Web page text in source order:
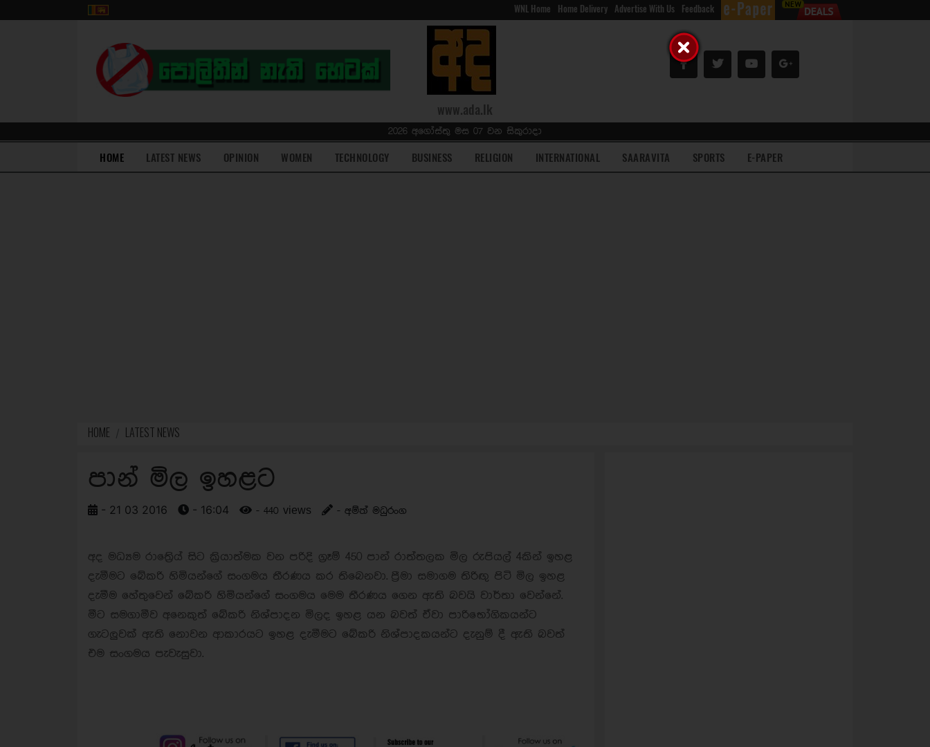
WNL Home Home Delivery Advertise With Us Feedback
www.ada.lk
2026 අගෝස්තු මස 07 වන සිකුරාදා
HOME(current)LATEST NEWS OPINION WOMEN TECHNOLOGY BUSINESS RELIGION INTERNATIONAL SAARAVITA SPORTS E-PAPER
HOME LATEST NEWS
පාන් මිල ඉහළට
- 21 03 2016 - 16:04 - 440 views - අම්ත් මධුරංග
අද මධ්‍යම රාත්‍රිෙය් සිට ක්‍රියාත්මක වන පරිදි ග්‍රෑම් 450 පාන් රාත්තලක මිල රුපියල් 4කින් ඉහළ
දැමීමට බේකරි හිමියන්ගේ සංගමය තීරණය කර තිබෙනවා. ප්‍රීමා සමාගම තිරිඟු පිටි මිල ඉහළ
දැමීම හේතුවෙන් බේකරි හිමියන්ගේ සංගමය මෙම තීරණය ගෙන ඇති බවයි වාර්තා වෙන්නේ.
මීට සමගාමීව අනෙකුත් බේකරි නිශ්පාදන මිලද ඉහළ යන බවත් ඒවා පාරිභෝගිකයන්ට
ගැටලුවක් ඇති නොවන ආකාරයට ඉහළ දැමීමට බේකරි නිශ්පාදකයන්ට දැනුම් දී ඇති බවත්
එම සංගමය පැවැසුවා.